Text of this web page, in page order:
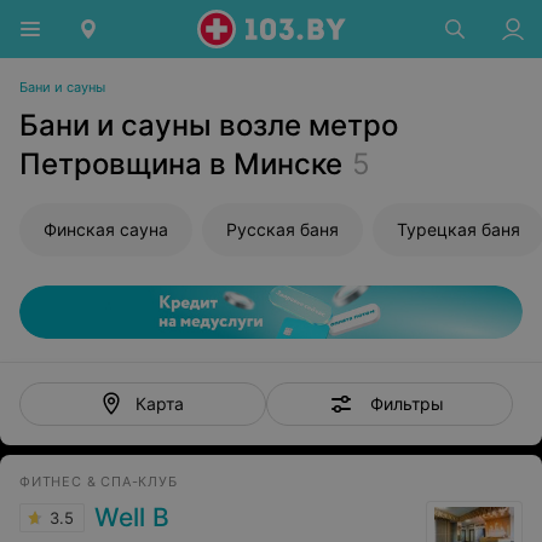
Бани и сауны
Бани и сауны возле метро
Петровщина в Минске 5
Финская сауна Русская баня Турецкая баня
Карта Фильтры
ФИТНЕС & СПА-КЛУБ
3.5 Well B